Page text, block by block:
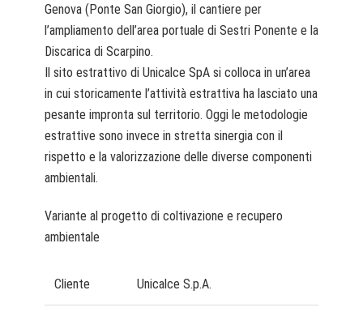
Genova (Ponte San Giorgio), il cantiere per
l’ampliamento dell’area portuale di Sestri Ponente e la
Discarica di Scarpino.
Il sito estrattivo di Unicalce SpA si colloca in un’area
in cui storicamente l’attività estrattiva ha lasciato una
pesante impronta sul territorio. Oggi le metodologie
estrattive sono invece in stretta sinergia con il
rispetto e la valorizzazione delle diverse componenti
ambientali.
Variante al progetto di coltivazione e recupero
ambientale
Cliente Unicalce S.p.A.